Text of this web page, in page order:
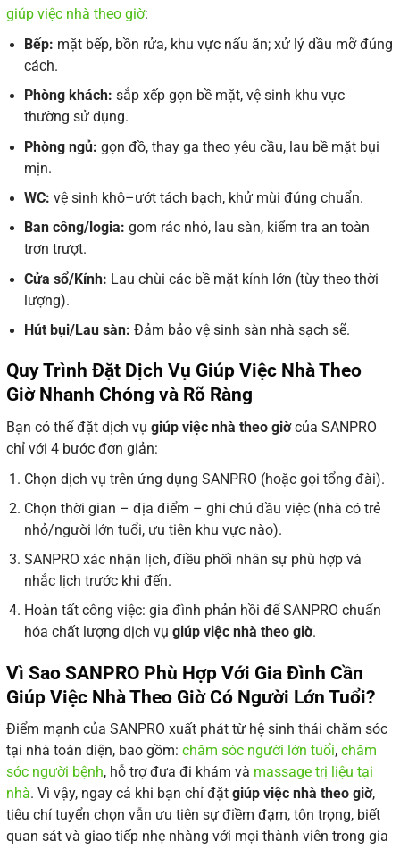
giúp việc nhà theo giờ:
Bếp: mặt bếp, bồn rửa, khu vực nấu ăn; xử lý dầu mỡ đúng
cách.
Phòng khách: sắp xếp gọn bề mặt, vệ sinh khu vực
thường sử dụng.
Phòng ngủ: gọn đồ, thay ga theo yêu cầu, lau bề mặt bụi
mịn.
WC: vệ sinh khô–ướt tách bạch, khử mùi đúng chuẩn.
Ban công/logia: gom rác nhỏ, lau sàn, kiểm tra an toàn
trơn trượt.
Cửa sổ/Kính: Lau chùi các bề mặt kính lớn (tùy theo thời
lượng).
Hút bụi/Lau sàn: Đảm bảo vệ sinh sàn nhà sạch sẽ.
Quy Trình Đặt Dịch Vụ Giúp Việc Nhà Theo
Giờ Nhanh Chóng và Rõ Ràng
Bạn có thể đặt dịch vụ giúp việc nhà theo giờcủa SANPRO
chỉ với 4 bước đơn giản:
Chọn dịch vụ trên ứng dụng SANPRO (hoặc gọi tổng đài).
Chọn thời gian – địa điểm – ghi chú đầu việc (nhà có trẻ
nhỏ/người lớn tuổi, ưu tiên khu vực nào).
SANPRO xác nhận lịch, điều phối nhân sự phù hợp và
nhắc lịch trước khi đến.
Hoàn tất công việc: gia đình phản hồi để SANPRO chuẩn
hóa chất lượng dịch vụgiúp việc nhà theo giờ.
Vì Sao SANPRO Phù Hợp Với Gia Đình Cần
Giúp Việc Nhà Theo Giờ Có Người Lớn Tuổi?
Điểm mạnh của SANPRO xuất phát từ hệ sinh thái chăm sóc
tại nhà toàn diện, bao gồm: chăm sóc người lớn tuổi, chăm
sóc người bệnh, hỗ trợ đưa đi khám và massage trị liệu tại
nhà. Vì vậy, ngay cả khi bạn chỉ đặt giúp việc nhà theo giờ,
tiêu chí tuyển chọn vẫn ưu tiên sự điềm đạm, tôn trọng, biết
quan sát và giao tiếp nhẹ nhàng với mọi thành viên trong gia